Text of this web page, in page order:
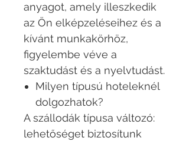
anyagot, amely illeszkedik
az Ön elképzeléseihez és a
kívánt munkakörhöz,
figyelembe véve a
szaktudást és a nyelvtudást.
Milyen típusú hoteleknél
dolgozhatok?
A szállodák típusa változó:
lehetőséget biztosítunk